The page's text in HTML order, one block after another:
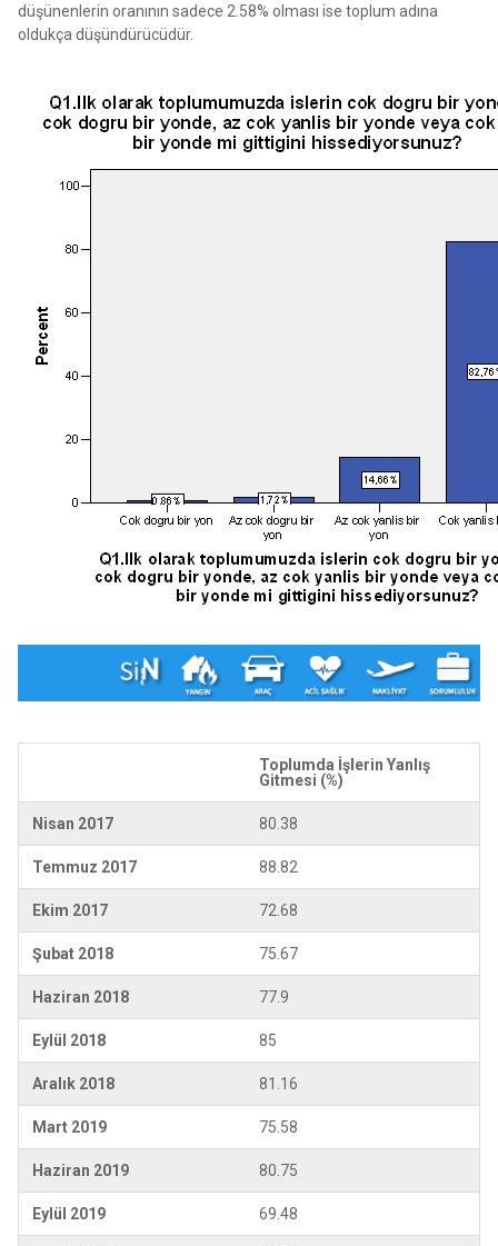
düşünenlerin oranının sadece 2.58% olması ise toplum adına
oldukça düşündürücüdür.
Toplumda İşlerin Yanlış
Gitmesi (%)
Nisan 2017 80.38
Temmuz 2017 88.82
Ekim 2017 72.68
Şubat 2018 75.67
Haziran 2018 77.9
Eylül 2018 85
Aralık 2018 81.16
Mart 2019 75.58
Haziran 2019 80.75
Eylül 2019 69.48